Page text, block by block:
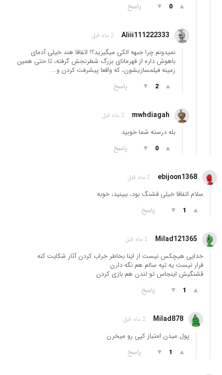
▲
0
▼ پاسخ
Aliii111222333 2 ماه قبل
نمیدونم چرا جبهه الکی میگیرید؟! اتفاقا هند خیلی آدمای
باهوش داره از قهرمانای بزرگ شطرنجش گرفته، تا حتی همین
زمینه فیلمسازیشون، که واقعا پیشرفت کردن و...
▲
2
▼ پاسخ
mwhdiagah 2 ماه قبل
بله درسته شما خوبید
▲
0
▼ پاسخ
ebijoon1368 2 ماه قبل
سلام اتفاقا خیلی قشنگ بود، ببینید، خوبه
▲
1
▼ پاسخ
Milad121365 2 ماه قبل
خدایی هیچکس نیست از اینا بخاطر خراب کردن آثار شکایت کنه
قرار نیست یه تپه سالم هم نگه دارن
قشنگیش اینجاس تو لندن هم بازی کردن
▲
1
▼ پاسخ
Milad878 2 ماه قبل
پول میدن امتیاز کپی رو میخرن
▲
1
▼ پاسخ